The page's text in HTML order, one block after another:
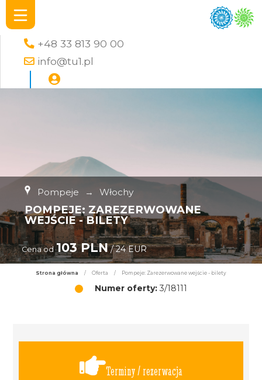
+48 33 813 90 00
info@tu1.pl
Pompeje → Włochy
POMPEJE: ZAREZERWOWANE
WEJŚCIE - BILETY
Cena od 103 PLN/ 24 EUR
Strona główna / Oferta / Pompeje: Zarezerwowane wejście - bilety
Numer oferty: 3/18111
Terminy / rezerwacja